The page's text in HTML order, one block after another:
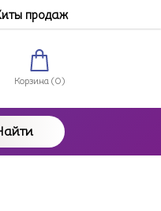
продаж
Корзина (0)